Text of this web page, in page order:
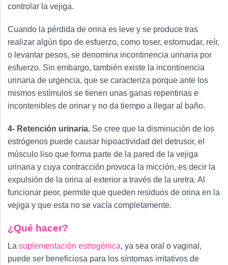
controlar la vejiga.
Cuando la pérdida de orina es leve y se produce tras
realizar algún tipo de esfuerzo, como toser, estornudar, reír,
o levantar pesos, se denomina incontinencia urinaria por
esfuerzo. Sin embargo, también existe la incontinencia
urinaria de urgencia, que se caracteriza porque ante los
mismos estímulos se tienen unas ganas repentinas e
incontenibles de orinar y no da tiempo a llegar al baño.
4- Retención urinaria. Se cree que la disminución de los
estrógenos puede causar hipoactividad del detrusor, el
músculo liso que forma parte de la pared de la vejiga
urinaria y cuya contracción provoca la micción, es decir la
expulsión de la orina al exterior a través de la uretra. Al
funcionar peor, permite que queden residuos de orina en la
vejiga y que esta no se vacía completamente.
¿Qué hacer?
La suplementación estrogénica, ya sea oral o vaginal,
puede ser beneficiosa para los síntomas irritativos de